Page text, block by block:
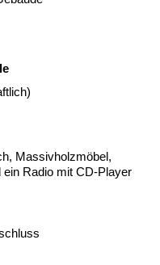
Massivholzmöbel,
Radio mit CD-Player